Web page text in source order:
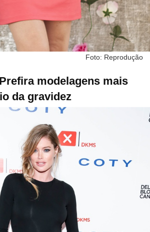
Foto: Reprodução
modelagens mais
da gravidez